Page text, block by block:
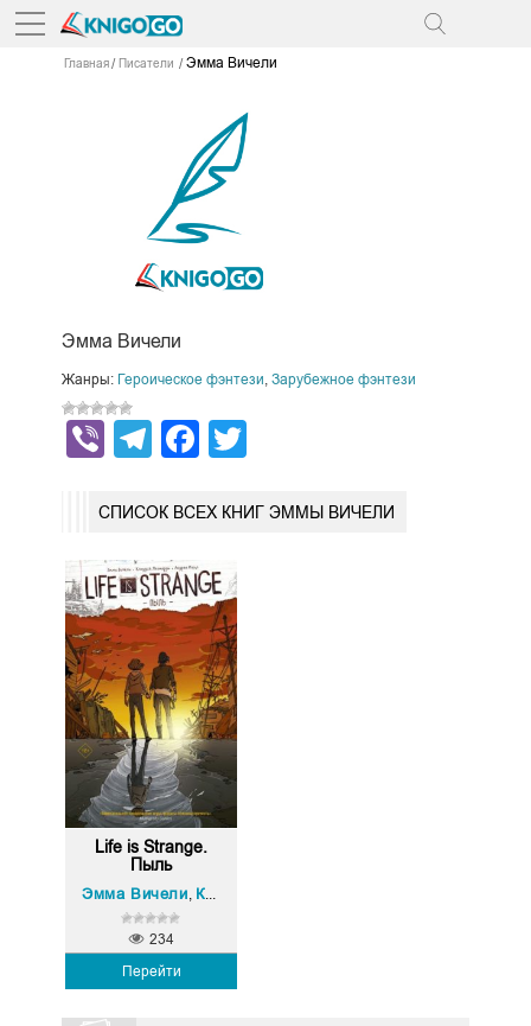
Главная Писатели Эмма Вичели
Эмма Вичели
Жанры: Героическое фэнтези, Зарубежное фэнтези
ViberTelegram
Facebook
СПИСОК ВСЕХ КНИГ ЭММЫ ВИЧЕЛИ
Life is Strange.
Пыль
Эмма Вичели, Клаудиа Леонарди
Перейти
234